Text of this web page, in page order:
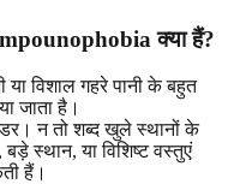
क्या हैं?
या विशाल गहरे पानी के बहुत
जाता है।
न तो शब्द खुले स्थानों के
स्थान, या विशिष्ट वस्तुएं
हैं।